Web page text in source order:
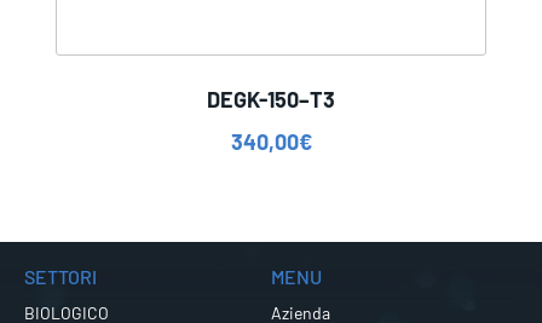
DEGK-150–T3
340,00€
SETTORI
BIOLOGICO
MENU
Azienda